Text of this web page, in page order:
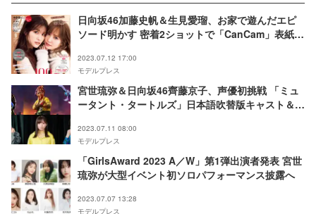
日向坂46加藤史帆＆生見愛瑠、お家で遊んだエピ
ソード明かす 密着2ショットで「CanCam」表紙登
2023.07.12 17:00
モデルプレス
宮世琉弥＆日向坂46齊藤京子、声優初挑戦 「ミュ
ータント・タートルズ」日本語吹替版キャスト＆予
2023.07.11 08:00
モデルプレス
「GirlsAward 2023 A／W」第1弾出演者発表 宮世
琉弥が大型イベント初ソロパフォーマンス披露へ
2023.07.07 13:28
モデルプレス